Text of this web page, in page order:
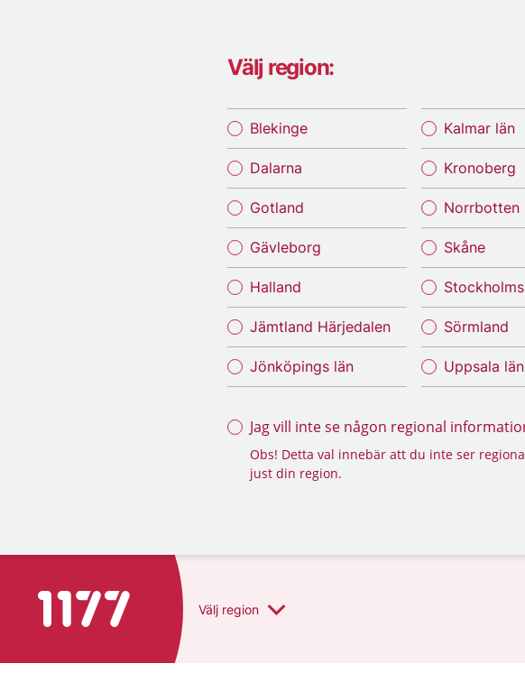
Välj region:
Blekinge
Dalarna
Gotland
Gävleborg
Halland
Jämtland Härjedalen
Jönköpings län
Kalmar län
Kronoberg
Norrbotten
Skåne
Sörmland
Uppsala län
Jag vill inte se någon regional
Obs! Detta val innebär att du inte ser
just din region.
Till startsidan för 1177 Välj region